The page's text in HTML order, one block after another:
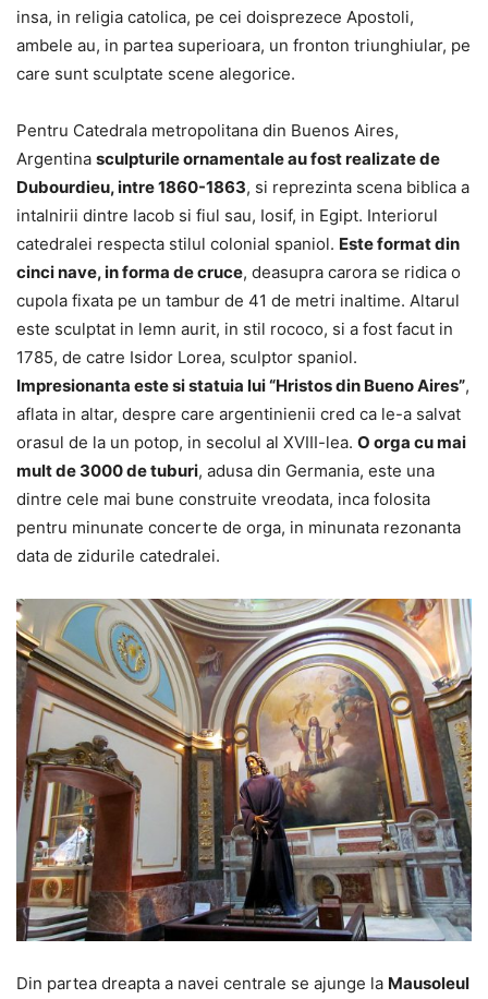
insa, in religia catolica, pe cei doisprezece Apostoli,
ambele au, in partea superioara, un fronton triunghiular, pe
care sunt sculptate scene alegorice.
Pentru Catedrala metropolitana din Buenos Aires,
Argentina sculpturile ornamentale au fost realizate de
Dubourdieu, intre 1860-1863, si reprezinta scena biblica a
intalnirii dintre Iacob si fiul sau, Iosif, in Egipt. Interiorul
catedralei respecta stilul colonial spaniol. Este format din
cinci nave, in forma de cruce, deasupra carora se ridica o
cupola fixata pe un tambur de 41 de metri inaltime. Altarul
este sculptat in lemn aurit, in stil rococo, si a fost facut in
1785, de catre Isidor Lorea, sculptor spaniol.
Impresionanta este si statuia lui “Hristos din Bueno Aires”,
aflata in altar, despre care argentinienii cred ca le-a salvat
orasul de la un potop, in secolul al XVIII-lea. O orga cu mai
mult de 3000 de tuburi, adusa din Germania, este una
dintre cele mai bune construite vreodata, inca folosita
pentru minunate concerte de orga, in minunata rezonanta
data de zidurile catedralei.
Din partea dreapta a navei centrale se ajunge la Mausoleul